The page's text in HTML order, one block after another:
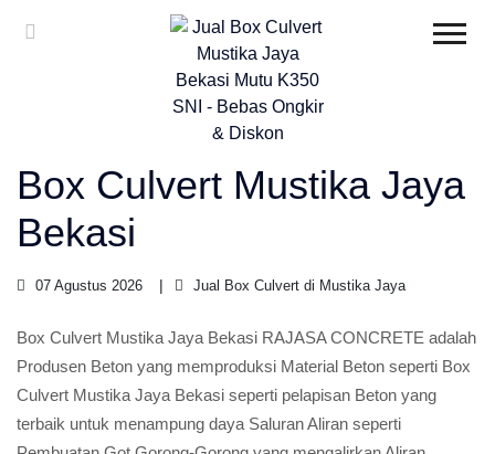
Box Culvert Mustika Jaya
Bekasi
07 Agustus 2026 Jual Box Culvert di Mustika Jaya
Box Culvert Mustika Jaya Bekasi RAJASA CONCRETE adalah
Produsen Beton yang memproduksi Material Beton seperti Box
Culvert Mustika Jaya Bekasi seperti pelapisan Beton yang
terbaik untuk menampung daya Saluran Aliran seperti